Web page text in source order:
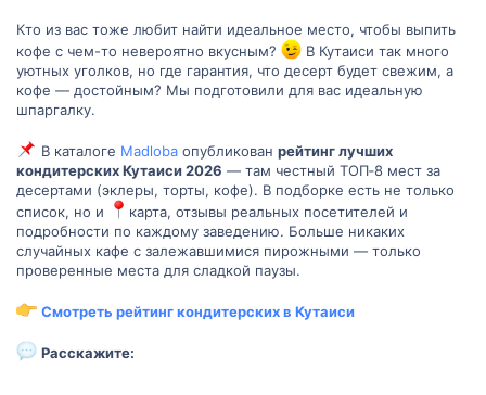
Кто из вас тоже любит найти идеальное место, чтобы выпить
кофе с чем-то невероятно вкусным?
В Кутаиси так много
уютных уголков, но где гарантия, что десерт будет свежим, а
кофе — достойным? Мы подготовили для вас идеальную
шпаргалку.
В каталоге Madloba опубликованрейтинг лучших
кондитерских Кутаиси 2026 — там честный ТОП‑8 мест за
десертами (эклеры, торты, кофе). В подборке есть не только
список, но и
карта, отзывы реальных посетителей и
подробности по каждому заведению. Больше никаких
случайных кафе с залежавшимися пирожными — только
проверенные места для сладкой паузы.
Смотреть рейтинг кондитерских в Кутаиси
Расскажите: